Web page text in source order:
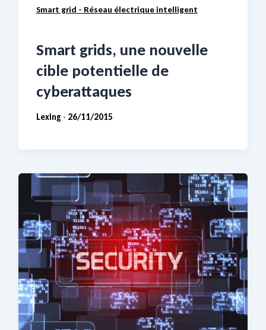
Smart grid - Réseau électrique intelligent
Smart grids, une nouvelle
cible potentielle de
cyberattaques
Lexing - 26/11/2015